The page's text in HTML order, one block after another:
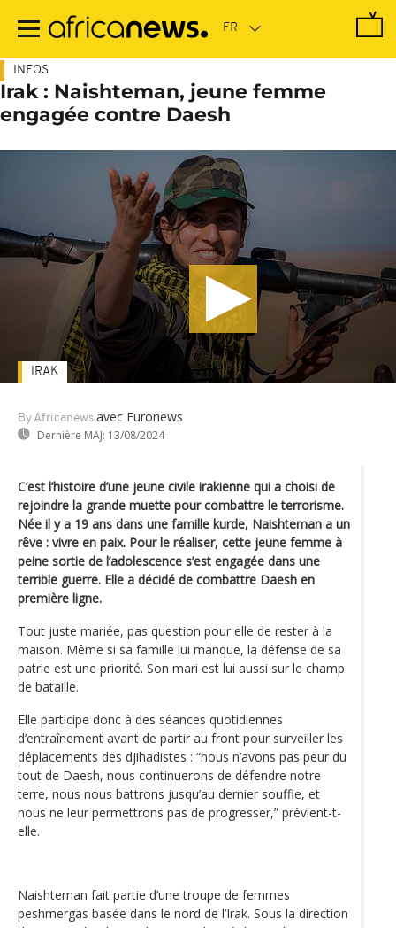
contenu
INFOS
Irak : Naishteman, jeune femme
engagée contre Daesh
By Africanews avec Euronews
Dernière MAJ: 13/08/2024
IRAK
C’est l’histoire d’une jeune civile irakienne qui a choisi de
rejoindre la grande muette pour combattre le terrorisme.
Née il y a 19 ans dans une famille kurde, Naishteman a un
rêve : vivre en paix. Pour le réaliser, cette jeune femme à
peine sortie de l’adolescence s’est engagée dans une
terrible guerre. Elle a décidé de combattre Daesh en
première ligne.
Tout juste mariée, pas question pour elle de rester à la
maison. Même si sa famille lui manque, la défense de sa
patrie est une priorité. Son mari est lui aussi sur le champ
de bataille.
Elle participe donc à des séances quotidiennes
d’entraînement avant de partir au front pour surveiller les
déplacements des djihadistes : “nous n’avons pas peur du
tout de Daesh, nous continuerons de défendre notre
terre, nous nous battrons jusqu’au dernier souffle, et
nous ne leur permettrons pas de progresser,” prévient-t-
elle.
Naishteman fait partie d’une troupe de femmes
peshmergas basée dans le nord de l’Irak. Sous la direction